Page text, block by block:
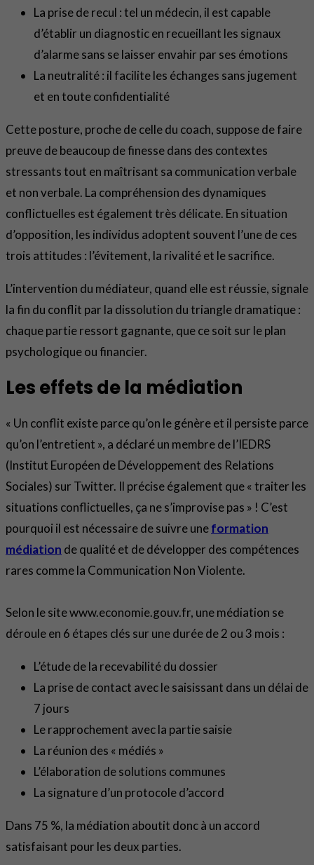
La prise de recul : tel un médecin, il est capable
d’établir un diagnostic en recueillant les signaux
d’alarme sans se laisser envahir par ses émotions
La neutralité : il facilite les échanges sans jugement
et en toute confidentialité
Cette posture, proche de celle du coach, suppose de faire
preuve de beaucoup de finesse dans des contextes
stressants tout en maîtrisant sa communication verbale
et non verbale. La compréhension des dynamiques
conflictuelles est également très délicate. En situation
d’opposition, les individus adoptent souvent l’une de ces
trois attitudes : l’évitement, la rivalité et le sacrifice.
L’intervention du médiateur, quand elle est réussie, signale
la fin du conflit par la dissolution du triangle dramatique :
chaque partie ressort gagnante, que ce soit sur le plan
psychologique ou financier.
Les effets de la médiation
« Un conflit existe parce qu’on le génère et il persiste parce
qu’on l’entretient », a déclaré un membre de l’IEDRS
(Institut Européen de Développement des Relations
Sociales) sur Twitter. Il précise également que « traiter les
situations conflictuelles, ça ne s’improvise pas » ! C’est
pourquoi il est nécessaire de suivre uneformation
médiation de qualité et de développer des compétences
rares comme la Communication Non Violente.
Selon le site www.economie.gouv.fr, une médiation se
déroule en 6 étapes clés sur une durée de 2 ou 3 mois :
L’étude de la recevabilité du dossier
La prise de contact avec le saisissant dans un délai de
7 jours
Le rapprochement avec la partie saisie
La réunion des « médiés »
L’élaboration de solutions communes
La signature d’un protocole d’accord
Dans 75 %, la médiation aboutit donc à un accord
satisfaisant pour les deux parties.